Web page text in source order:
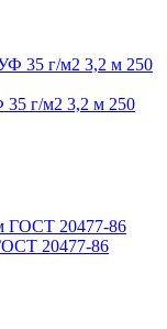
г/м2 3,2 м 250
20477-86